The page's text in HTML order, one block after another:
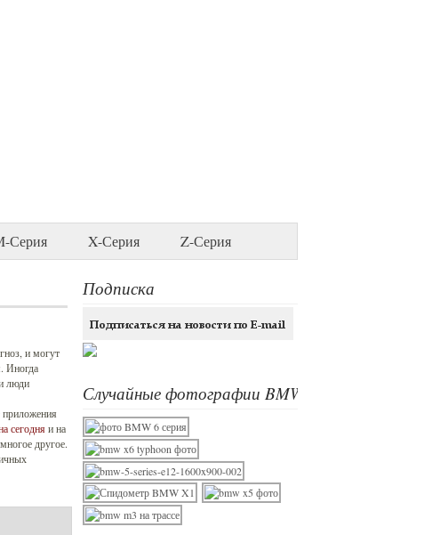
Серия X-Серия Z-Серия
Подписка
Случайные фотографии BMW
и могут
Иногда
люди
приложения
сегодняи на
другое.